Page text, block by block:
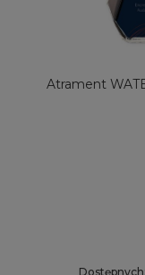
Atrament